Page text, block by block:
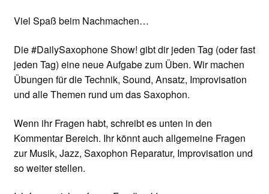
Viel Spaß beim Nachmachen…
Die #DailySaxophone Show! gibt dir jeden Tag (oder fast
jeden Tag) eine neue Aufgabe zum Üben. Wir machen
Übungen für die Technik, Sound, Ansatz, Improvisation
und alle Themen rund um das Saxophon.
Wenn ihr Fragen habt, schreibt es unten in den
Kommentar Bereich. Ihr könnt auch allgemeine Fragen
zur Musik, Jazz, Saxophon Reparatur, Improvisation und
so weiter stellen.